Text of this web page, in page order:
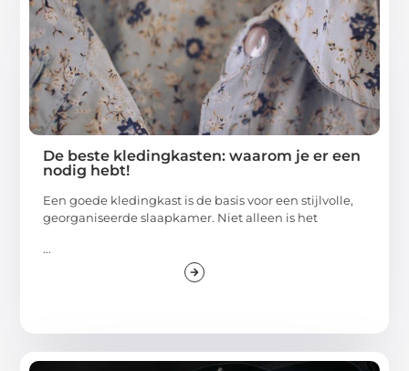
De beste kledingkasten: waarom je er een
nodig hebt!
Een goede kledingkast is de basis voor een stijlvolle,
georganiseerde slaapkamer. Niet alleen is het
...